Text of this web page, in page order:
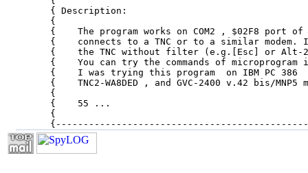
{ Description:
{
{    The program works on COM2 , $02F8 port
{    connects to a TNC or to a similar
{    the TNC without filter (e.g.[Esc] or Alt-
{    You can try the commands of microprogram
{    I was trying this program  on IBM PC 386
{    TNC2-WA8DED , and GVC-2400 v.42 bis/
{
{    55 ...
{